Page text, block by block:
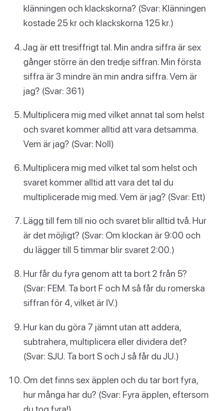
klänningen och klackskorna? (Svar: Klänningen
kostade 25 kr och klackskorna 125 kr.)
Jag är ett tresiffrigt tal. Min andra siffra är sex
gånger större än den tredje siffran. Min första
siffra är 3 mindre än min andra siffra. Vem är
jag? (Svar: 361)
Multiplicera mig med vilket annat tal som helst
och svaret kommer alltid att vara detsamma.
Vem är jag? (Svar: Noll)
Multiplicera mig med vilket tal som helst och
svaret kommer alltid att vara det tal du
multiplicerade mig med. Vem är jag? (Svar: Ett)
Lägg till fem till nio och svaret blir alltid två. Hur
är det möjligt? (Svar: Om klockan är 9:00 och
du lägger till 5 timmar blir svaret 2:00.)
Hur får du fyra genom att ta bort 2 från 5?
(Svar: FEM. Ta bort F och M så får du romerska
siffran för 4, vilket är IV.)
Hur kan du göra 7 jämnt utan att addera,
subtrahera, multiplicera eller dividera det?
(Svar: SJU. Ta bort S och J så får du JU.)
Om det finns sex äpplen och du tar bort fyra,
hur många har du? (Svar: Fyra äpplen, eftersom
du tog fyra!)